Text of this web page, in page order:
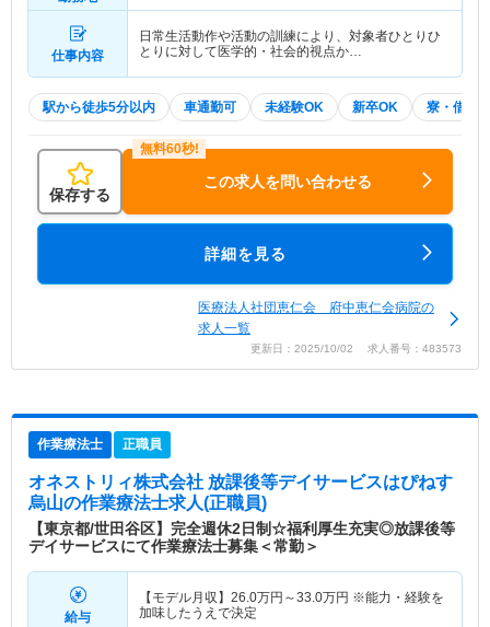
仕事内容
日常生活動作や活動の訓練により、対象者ひとりひ
とりに対して医学的・社会的視点か…
駅から徒歩5分以内 車通勤可 未経験OK 新卒OK 寮・借り
保存する
この求人を問い合わせる
詳細を見る
医療法人社団恵仁会 府中恵仁会病院の
求人一覧
更新日：2025/10/02 求人番号：483573
作業療法士 正職員
オネストリィ株式会社 放課後等デイサービスはぴねす
烏山の作業療法士求人(正職員)
【東京都/世田谷区】完全週休2日制☆福利厚生充実◎放課後等
デイサービスにて作業療法士募集＜常勤＞
給与
【モデル月収】 26.0万円～33.0万円 ※能力・経験を
加味したうえで決定